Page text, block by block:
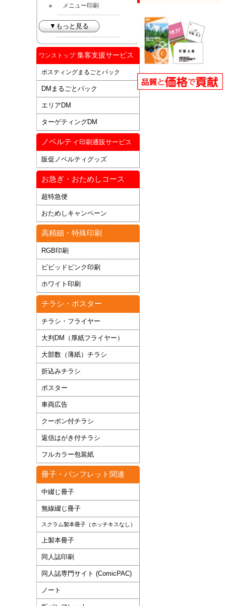
メニュー印刷
▼もっと見る
ワンストップ集客支援サービス
ポスティングまるごとパック
DMまるごとパック
エリアDM
ターゲティングDM
ノベルティ 印刷通販サービス
販促ノベルティグッズ
お急ぎ・おためしコース
超特急便
おためしキャンペーン
高精細・特殊印刷
RGB印刷
ビビッドピンク印刷
ホワイト印刷
チラシ・ポスター
チラシ・フライヤー
大判DM（厚紙フライヤー）
大部数（薄紙）チラシ
折込みチラシ
ポスター
車両広告
クーポン付チラシ
返信はがき付チラシ
フルカラー包装紙
冊子・パンフレット関連
中綴じ冊子
無線綴じ冊子
スクラム製本冊子（ホッチキスなし）
上製本冊子
同人誌印刷
同人誌専門サイト (ComicPAC)
ノート